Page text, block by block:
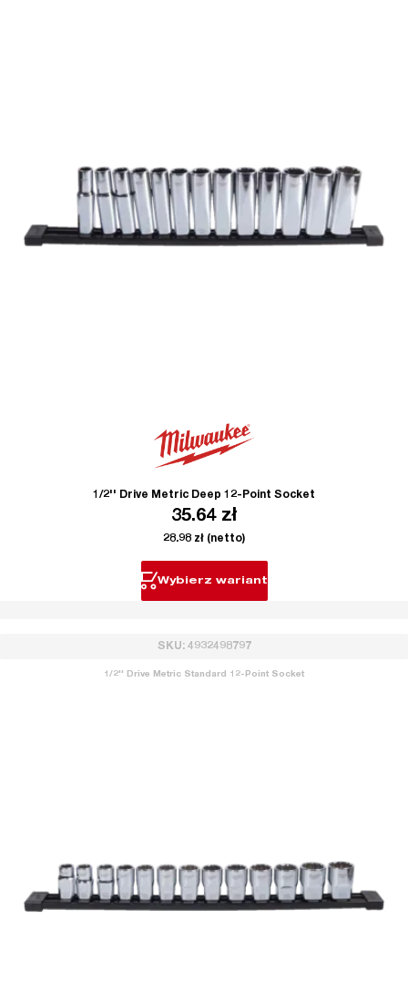
1/2'' Drive Metric Deep 12-Point Socket
35.64 zł
28.98 zł (netto)
Wybierz wariant
SKU: 4932498797
1/2'' Drive Metric Standard 12-Point Socket